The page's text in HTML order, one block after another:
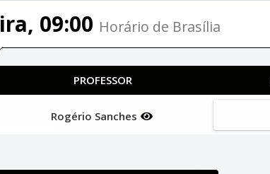
09:00 Horário de Brasília
PROFESSOR
Rogério Sanches